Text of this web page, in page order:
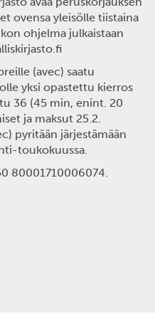
ovensa yleisölle tiistaina
ohjelma julkaistaan
(avec) saatu
yksi opastettu kierros
36 (45 min, enint. 20
ja maksut 25.2.
pyritään järjestämään
toukokuussa.
80001710006074.